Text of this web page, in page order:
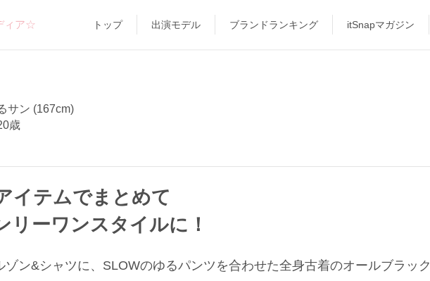
ィア☆ トップ 出演モデル ブランドランキング itSnapマガジン
サン (167cm)
歳
イテムでまとめて
リーワンスタイルに！
ン&シャツに、SLOWのゆるパンツを合わせた全身古着のオールブラック